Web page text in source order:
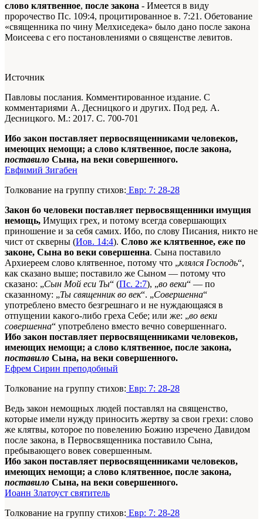
слово клятвенное, после закона - Имеется в виду
пророчество Пс. 109:4, процитированное в. 7:21. Обетование
«священника по чину Мелхиседека» было дано после закона
Моисеева с его постановлениями о священстве левитов.
Источник
Павловы послания. Комментированное издание. С
комментариями А. Десницкого и других. Под ред. А.
Десницкого. М.: 2017. С. 700-701
Ибо закон поставляет первосвященниками человеков,
имеющих немощи; а слово клятвенное, после закона,
поставило Сына, на веки совершенного.
Евфимий Зигабен
Толкование на группу стихов: Евр: 7: 28-28
Закон бо человеки поставляет первосвященники имущия
немощь, Имущих грех, и потому всегда совершающих
приношение и за себя самих. Ибо, по слову Писания, никто не
чист от скверны (Иов. 14:4). Слово же клятвенное, еже по
законе, Сына во веки совершенна. Сына поставило
Архиереем слово клятвенное, потому что „клялся Господь“,
как сказано выше; поставило же Сыном — потому что
сказано: „Сын Мой еси Ты“ (Пс. 2:7), „во веки“ — по
сказанному: „Ты священник во век“. „Совершенна“
употреблено вместо безгрешнаго и не нуждающаяся в
отпущении какого-либо греха Себе; или же: „во веки
совершенна“ употреблено вместо вечно совершеннаго.
Ибо закон поставляет первосвященниками человеков,
имеющих немощи; а слово клятвенное, после закона,
поставило Сына, на веки совершенного.
Ефрем Сирин преподобный
Толкование на группу стихов: Евр: 7: 28-28
Ведь закон немощных людей поставлял на священство,
которые имели нужду приносить жертву за свои грехи: слово
же клятвы, которое по повелению Божию изречено Давидом
после закона, в Первосвященника поставило Сына,
пребывающего вовек совершенным.
Ибо закон поставляет первосвященниками человеков,
имеющих немощи; а слово клятвенное, после закона,
поставило Сына, на веки совершенного.
Иоанн Златоуст святитель
Толкование на группу стихов: Евр: 7: 28-28